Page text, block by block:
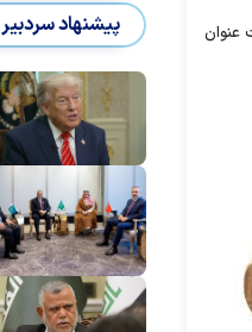
عنوان
پیشنهاد سردبیر